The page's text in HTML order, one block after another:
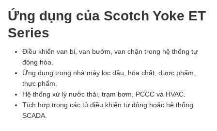
Ứng dụng của Scotch Yoke ET
Series
Điều khiển van bi, van bướm, van chặn trong hệ thống tự
động hóa.
Ứng dụng trong nhà máy lọc dầu, hóa chất, dược phẩm,
thực phẩm.
Hệ thống xử lý nước thải, trạm bơm, PCCC và HVAC.
Tích hợp trong các tủ điều khiển tự động hoặc hệ thống
SCADA.